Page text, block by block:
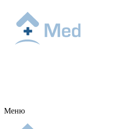
Меню